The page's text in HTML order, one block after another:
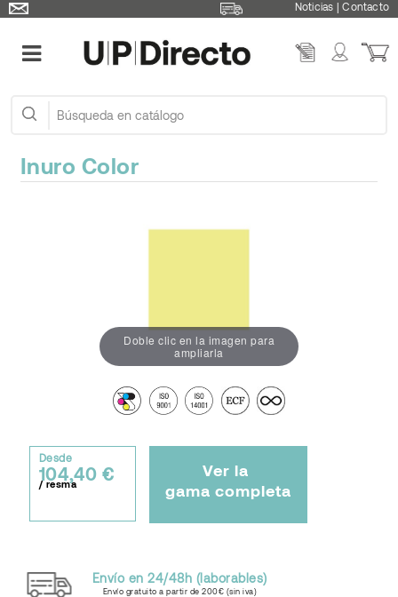
Noticias |Contacto
Inuro Color
Doble clic en la imagen para
ampliarla
Desde
104,40 €
/ resma
Ver la
gama completa
Envío en 24/48h (laborables)
Envío gratuito a partir de 200€ (sin iva)